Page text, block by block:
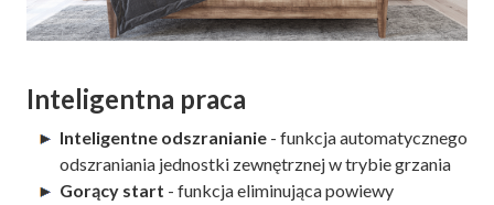
Inteligentna praca
Inteligentne odszranianie - funkcja automatycznego
odszraniania jednostki zewnętrznej w trybie grzania
Gorący start - funkcja eliminująca powiewy